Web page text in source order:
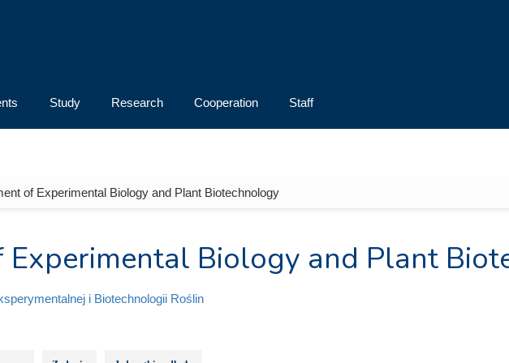
Study Research Cooperation Staff
of Experimental Biology and Plant Biotechnology
Experimental Biology and Plant
i Biotechnologii Roślin